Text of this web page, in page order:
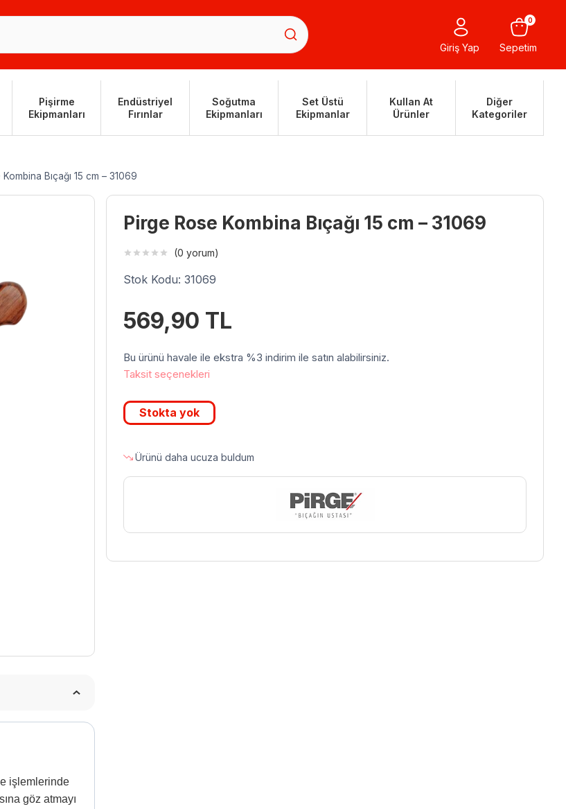
Giriş Yap Sepetim
0
Pişirme
Ekipmanları
Endüstriyel
Fırınlar
Soğutma
Ekipmanları
Set Üstü
Ekipmanlar
Kullan At
Ürünler
Diğer
Kategoriler
Bıçağı 15 cm – 31069
işlemlerinde
göz atmayı
Pirge Rose Kombina Bıçağı 15 cm – 31069
(0 yorum)
Stok Kodu: 31069
569,90 TL
Bu ürünü havale ile ekstra %3 indirim ile satın alabilirsiniz.
Taksit seçenekleri
Stokta yok
Ürünü daha ucuza buldum